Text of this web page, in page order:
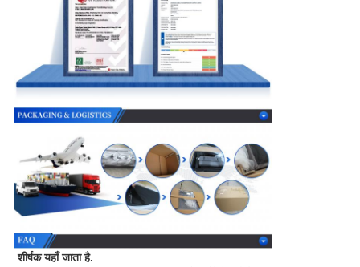
शीर्षक यहाँ जाता है.